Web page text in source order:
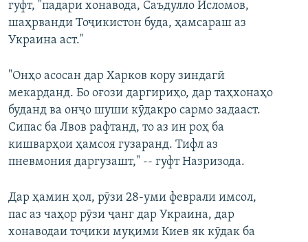
гуфт, "падари хонавода, Саъдулло Исломов,
шаҳрванди Тоҷикистон буда, ҳамсараш аз
Украина аст."
"Онҳо асосан дар Харков кору зиндагӣ
мекарданд. Бо оғози даргириҳо, дар таҳхонаҳо
буданд ва онҷо шуши кӯдакро сармо задааст.
Сипас ба Лвов рафтанд, то аз ин роҳ ба
кишварҳои ҳамсоя гузаранд. Тифл аз
пневмония даргузашт," -- гуфт Назризода.
Дар ҳамин ҳол, рӯзи 28-уми феврали имсол,
пас аз чаҳор рӯзи ҷанг дар Украина, дар
хонаводаи тоҷики муқими Киев як кӯдак ба